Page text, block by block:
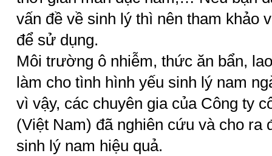
vấn đề về sinh lý thì nên tham khảo
để sử dụng.
Môi trường ô nhiễm, thức ăn bẩn,
làm cho tình hình yếu sinh lý nam
vì vậy, các chuyên gia của Công ty
(Việt Nam) đã nghiên cứu và cho ra
sinh lý nam hiệu quả.